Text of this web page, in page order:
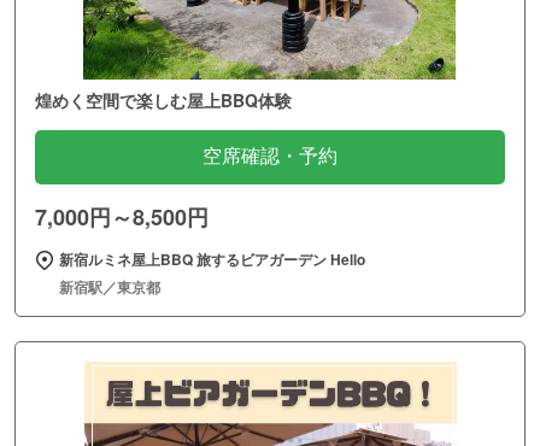
煌めく空間で楽しむ屋上BBQ体験
空席確認・予約
7,000円～8,500円
新宿ルミネ屋上BBQ 旅するビアガーデン Hello
新宿駅／東京都